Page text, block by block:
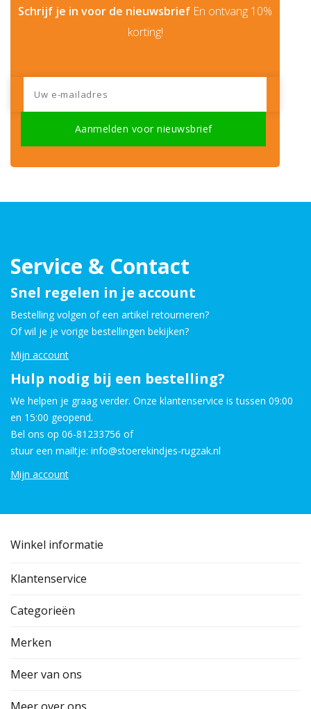
Schrijf je in voor de nieuwsbrief En ontvang 10%
korting!
Service & Contact
Snel regelen in je account
Bestelling volgen of een artikel retourneren?
Of wil je je vorige bestellingen bekijken?
Mijn account
Hulp nodig bij een bestelling?
We helpen je graag verder. Onze klantenservice is tussen 09:00
en 15:00 geopend.
Bel ons op 06-81233756 of
stuur een mailtje: info@stoerekindjes-rugzak.nl
Mijn account
Winkel informatie
Klantenservice
Categorieën
Merken
Meer van ons